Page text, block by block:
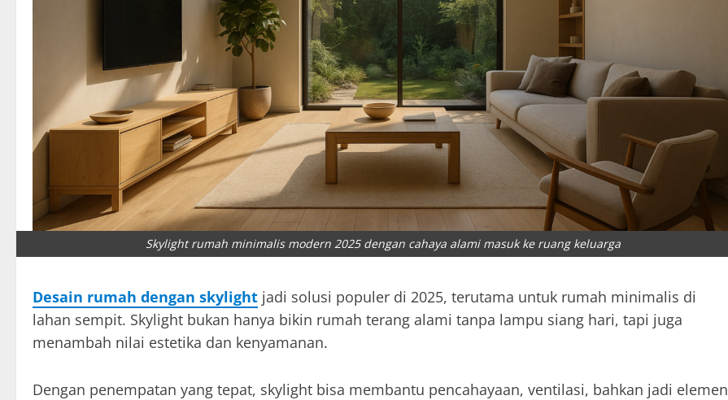
Skylight rumah minimalis modern 2025 dengan cahaya alami masuk ke ruang keluarga
Desain rumah dengan skylight jadi solusi populer di 2025, terutama untuk rumah minimalis di
lahan sempit. Skylight bukan hanya bikin rumah terang alami tanpa lampu siang hari, tapi juga
menambah nilai estetika dan kenyamanan.
Dengan penempatan yang tepat, skylight bisa membantu pencahayaan, ventilasi, bahkan jadi elemen